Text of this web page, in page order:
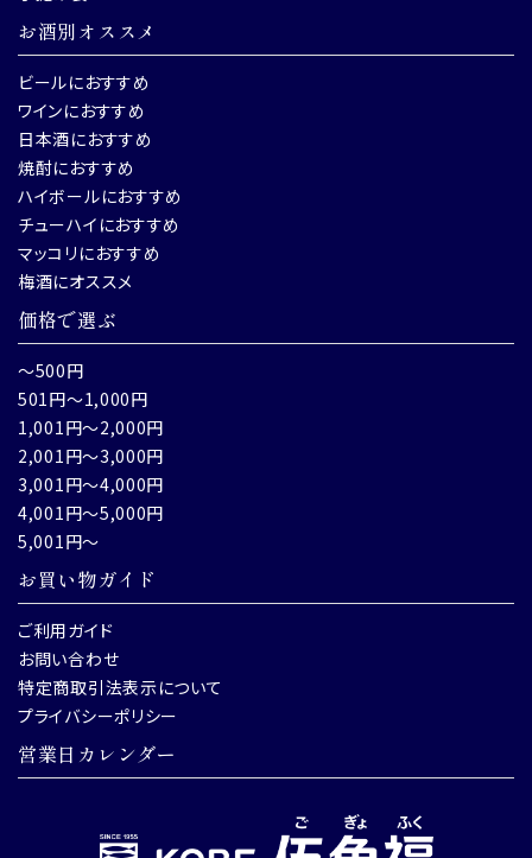
お酒別オススメ
ビールにおすすめ
ワインにおすすめ
日本酒におすすめ
焼酎におすすめ
ハイボールにおすすめ
チューハイにおすすめ
マッコリにおすすめ
梅酒にオススメ
価格で選ぶ
～500円
501円～1,000円
1,001円～2,000円
2,001円～3,000円
3,001円～4,000円
4,001円～5,000円
5,001円～
お買い物ガイド
ご利用ガイド
お問い合わせ
特定商取引法表示について
プライバシーポリシー
営業日カレンダー